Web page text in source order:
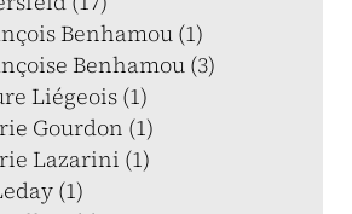
Benhamou (1)
Benhamou (3)
Liégeois (1)
Gourdon (1)
Lazarini (1)
(1)